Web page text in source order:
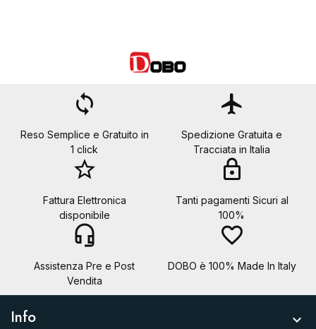
loop
Reso Semplice e Gratuito in
1 click
flight
Spedizione Gratuita e
Tracciata in Italia
star_border
Fattura Elettronica
disponibile
lock
Tanti pagamenti Sicuri al
100%
headset_mic
Assistenza Pre e Post
Vendita
favorite_border
DOBO è 100% Made In Italy
Info 